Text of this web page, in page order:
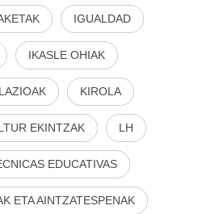
IGUALDAD
IKASLE OHIAK
KIROLA
EKINTZAK LH
EDUCATIVAS
ETA AINTZATESPENAK